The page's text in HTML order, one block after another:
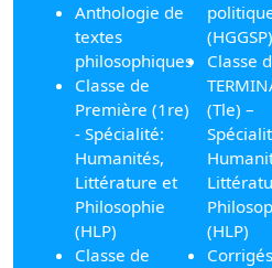
Anthologie de
textes
philosophiques
Classe de
Première (1re)
- Spécialité:
Humanités,
Littérature et
Philosophie
(HLP)
Classe de
(HGGSP)
Classe
(Tle) –
(HLP)